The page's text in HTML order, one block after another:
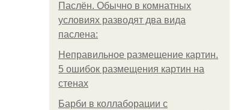
Паслён. Обычно в комнатных
условиях разводят два вида
паслена:
Неправильное размещение картин.
5 ошибок размещения картин на
стенах
Барби в коллаборации с